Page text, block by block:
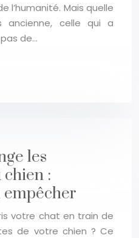
l’humanité. Mais quelle
celle qui a
de…
les
:
empêcher
votre chat en train de
de votre chien ? Ce